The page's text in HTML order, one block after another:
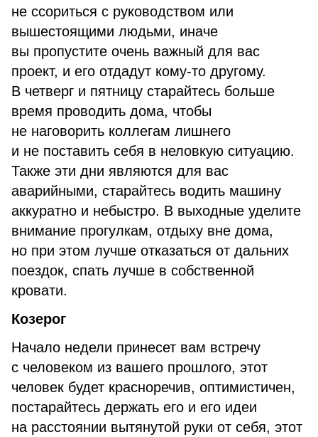
не ссориться с руководством или
вышестоящими людьми, иначе
вы пропустите очень важный для вас
проект, и его отдадут кому-то другому.
В четверг и пятницу старайтесь больше
время проводить дома, чтобы
не наговорить коллегам лишнего
и не поставить себя в неловкую ситуацию.
Также эти дни являются для вас
аварийными, старайтесь водить машину
аккуратно и небыстро. В выходные уделите
внимание прогулкам, отдыху вне дома,
но при этом лучше отказаться от дальних
поездок, спать лучше в собственной
кровати.
Козерог
Начало недели принесет вам встречу
с человеком из вашего прошлого, этот
человек будет красноречив, оптимистичен,
постарайтесь держать его и его идеи
на расстоянии вытянутой руки от себя, этот